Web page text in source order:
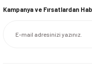
Kampanya ve Fırsatlardan